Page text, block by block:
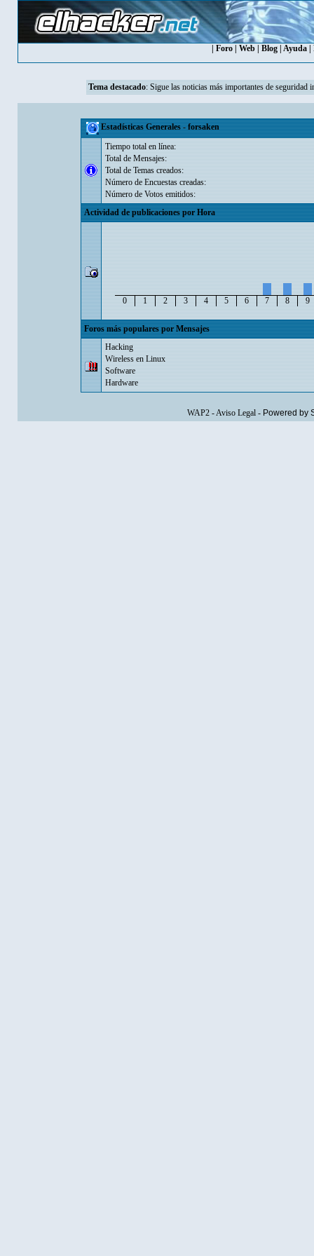
Foro| Web| Blog| Ayuda|
Tema destacado: Sigue las noticias más importantes de seguridad
Estadísticas Generales - forsaken
Tiempo total en línea:
Total de Mensajes:
Total de Temas creados:
Número de Encuestas creadas:
Número de Votos emitidos:
Actividad de publicaciones por Hora
0 1 2 3 4 5 6 7 8 9
Foros más populares por Mensajes
Hacking
Wireless en Linux
Software
Hardware
WAP2-Aviso Legal- Powered by